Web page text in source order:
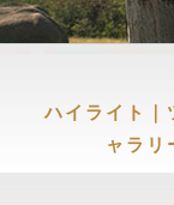
ハイライト ｜
ャラリ